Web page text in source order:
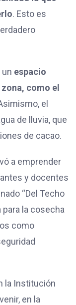
. Esto es
espacio
como el
el
de lluvia, que
de cacao.
a emprender
y docentes
“Del Techo
la cosecha
como
la Institución
en la